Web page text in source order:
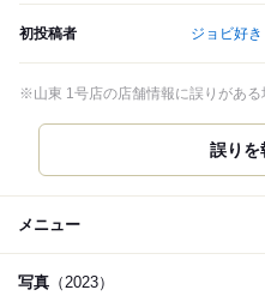
初投稿者 ジョビ好き
※山東 1号店の店舗情報に誤りがある
誤りを
メニュー
写真 （2023）